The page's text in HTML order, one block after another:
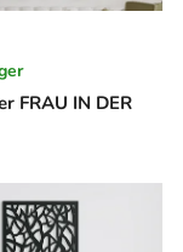
FRAU IN DER